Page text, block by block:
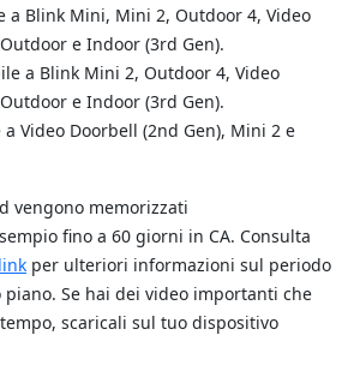
a Blink Mini, Mini 2, Outdoor 4, Video
e Indoor (3rd Gen).
a Blink Mini 2, Outdoor 4, Video
e Indoor (3rd Gen).
Video Doorbell (2nd Gen), Mini 2 e
vengono memorizzati
fino a 60 giorni in CA. Consulta
per ulteriori informazioni sul periodo
Se hai dei video importanti che
scaricali sul tuo dispositivo